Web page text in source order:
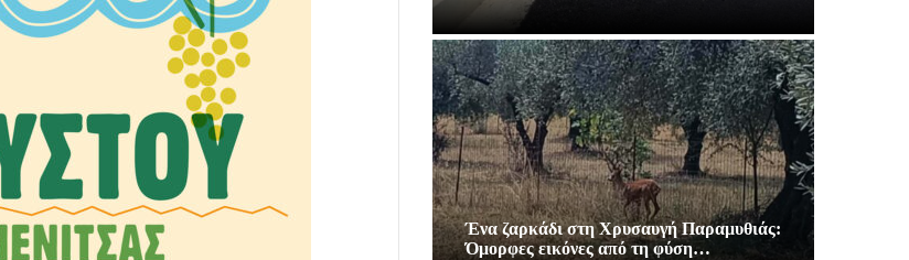
Ένα ζαρκάδι στη Χρυσαυγή Παραμυθιάς:
Όμορφες εικόνες από τη φύση…